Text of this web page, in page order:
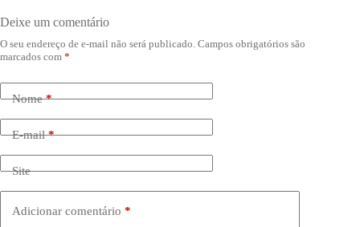
Deixe um comentário
O seu endereço de e-mail não será publicado. Campos obrigatórios são
marcados com *
Nome*
E-mail*
Site
Adicionar comentário *